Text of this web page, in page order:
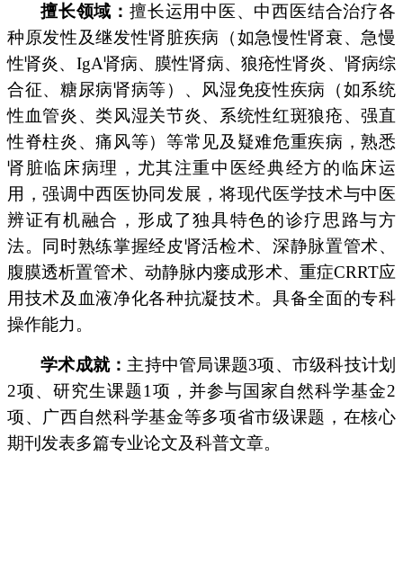
擅长领域： 擅长运用中医、中西医结合治疗各
种原发性及继发性肾脏疾病（如急慢性肾衰、急慢
性肾炎、IgA肾病、膜性肾病、狼疮性肾炎、肾病综
合征、糖尿病肾病等）、风湿免疫性疾病（如系统
性血管炎、类风湿关节炎、系统性红斑狼疮、强直
性脊柱炎、痛风等）等常见及疑难危重疾病，熟悉
肾脏临床病理，尤其注重中医经典经方的临床运
用，强调中西医协同发展，将现代医学技术与中医
辨证有机融合，形成了独具特色的诊疗思路与方
法。同时熟练掌握经皮肾活检术、深静脉置管术、
腹膜透析置管术、动静脉内瘘成形术、重症CRRT应
用技术及血液净化各种抗凝技术。具备全面的专科
操作能力。
学术成就： 主持中管局课题3项、市级科技计划
2项、研究生课题1项，并参与国家自然科学基金2
项、广西自然科学基金等多项省市级课题，在核心
期刊发表多篇专业论文及科普文章。